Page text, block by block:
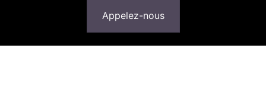
Appelez-nous